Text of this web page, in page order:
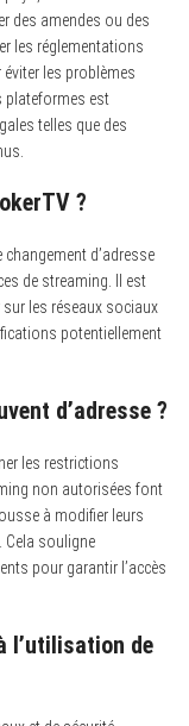
des amendes ou des
les réglementations
les problèmes
plateformes est
telles que des
?
changement d’adresse
de streaming. Il est
les réseaux sociaux
potentiellement
d’adresse ?
les restrictions
non autorisées font
à modifier leurs
Cela souligne
pour garantir l’accès
l’utilisation de